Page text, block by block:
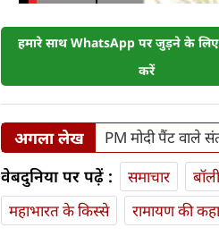
हमारे साथ WhatsApp पर जुड़ने के
करें
अगला लेख PM मोदी पैंट वाले
वेबदुनिया पर पढ़ें : समाचार
महाभारत के किस्से
रामायण की